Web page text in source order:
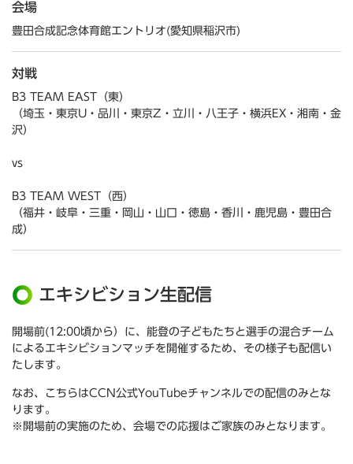
会場
豊田合成記念体育館エントリオ(愛知県稲沢市)
対戦
B3 TEAM EAST（東）
（埼玉・東京U・品川・東京Z・立川・八王子・横浜EX・湘南・金
沢）
vs
B3 TEAM WEST（西）
（福井・岐阜・三重・岡山・山口・徳島・香川・鹿児島・豊田合
成）
エキシビション生配信
開場前(12:00頃から）に、能登の子どもたちと選手の混合チーム
によるエキシビションマッチを開催するため、その様子も配信い
たします。
なお、こちらはCCN公式YouTubeチャンネルでの配信のみとな
ります。
※開場前の実施のため、会場での応援はご家族のみとなります。